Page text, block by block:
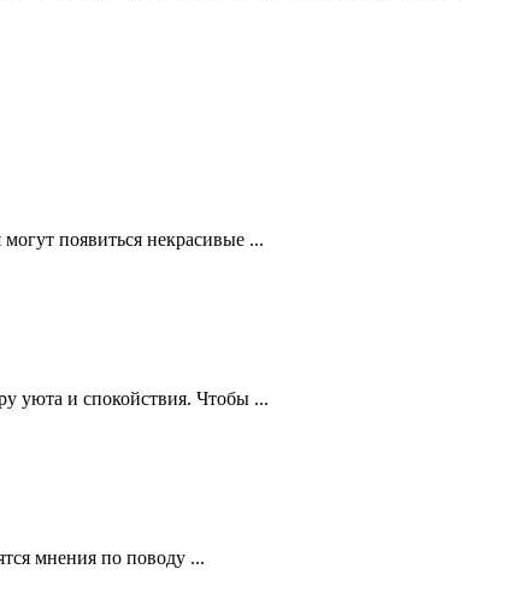
появиться некрасивые ...
уюта и спокойствия. Чтобы ...
мнения по поводу ...